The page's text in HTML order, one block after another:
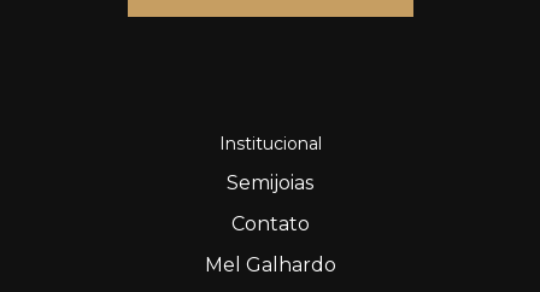
Institucional
Semijoias
Contato
Mel Galhardo